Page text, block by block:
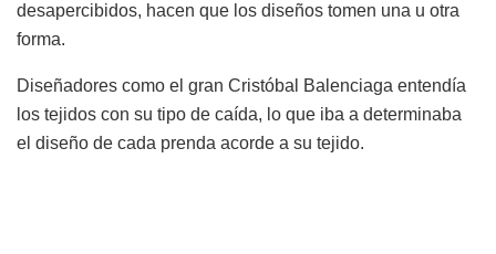
desapercibidos, hacen que los diseños tomen una u otra
forma.
Diseñadores como el gran Cristóbal Balenciaga entendía
los tejidos con su tipo de caída, lo que iba a determinaba
el diseño de cada prenda acorde a su tejido.